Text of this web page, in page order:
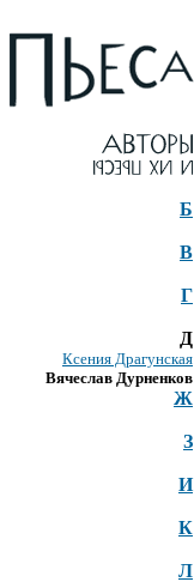
Б
В
Г
Д
Ксения Драгунская
Вячеслав Дурненков
Ж
З
И
К
Л